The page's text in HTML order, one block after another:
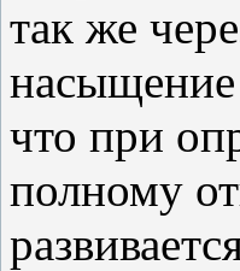
так же
насыщение
что при
полному